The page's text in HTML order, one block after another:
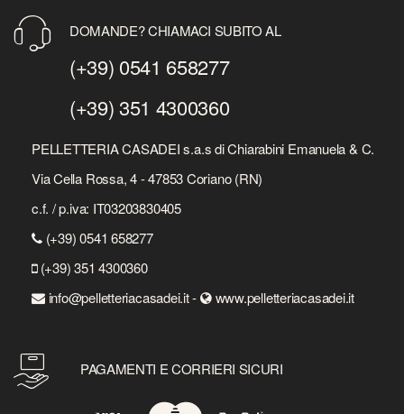
DOMANDE? CHIAMACI SUBITO AL
(+39) 0541 658277
(+39) 351 4300360
PELLETTERIA CASADEI s.a.s di Chiarabini Emanuela & C.
Via Cella Rossa, 4 - 47853 Coriano (RN)
c.f. / p.iva: IT03203830405
(+39) 0541 658277
(+39) 351 4300360
info@pelletteriacasadei.it -
www.pelletteriacasadei.it
PAGAMENTI E CORRIERI SICURI